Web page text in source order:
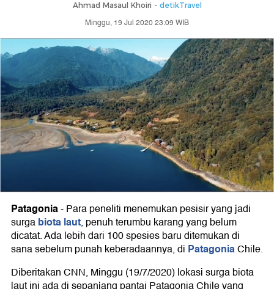
Ahmad Masaul Khoiri - detikTravel
Minggu, 19 Jul 2020 23:09 WIB
Patagonia-Para peneliti menemukan pesisir yang jadi
surgabiota laut, penuh terumbu karang yang belum
dicatat. Ada lebih dari 100 spesies baru ditemukan di
sana sebelum punah keberadaannya, di PatagoniaChile.
Diberitakan CNN, Minggu (19/7/2020) lokasi surga biota